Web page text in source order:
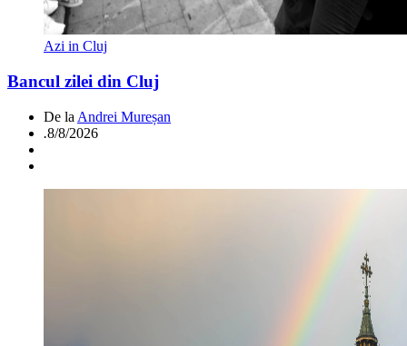
Azi in Cluj
Bancul zilei din Cluj
De la Andrei Mureșan
.8/8/2026